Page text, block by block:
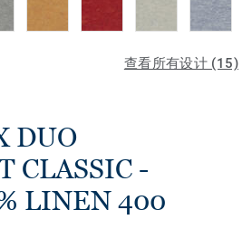
查看所有设计 (15)
DUO
CLASSIC -
LINEN 400